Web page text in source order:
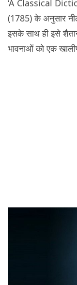
‘A Classical
(1785) के अनुसार
इसके साथ ही इसे
भावनाओं को एक